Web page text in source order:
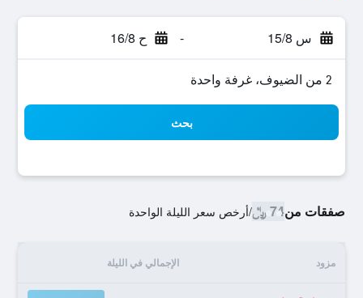
س 15/8 - ح 16/8
2 من الضيوف، غرفة واحدة
بحث
صفقات من74 ﷼ /أرخص سعر الليلة الواحدة
مزود الإجمالي في الليلة